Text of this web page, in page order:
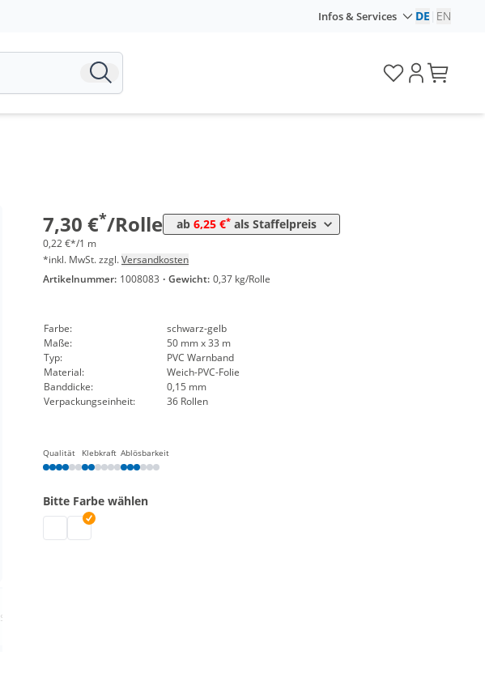
Infos & Services DE EN
7,30 €*/Rolle ab 6,25 €* als Staffelpreis
ab 36 Rollen 6,25 € 0,19 €*/1m
0,22 €*/1 m
*inkl. MwSt. zzgl.Versandkosten
Artikelnummer: 1008083 · Gewicht: 0,37 kg/Rolle
Farbe:
schwarz-gelb
Maße:
50 mm x 33 m
Typ:
PVC Warnband
Material:
Weich-PVC-Folie
Banddicke:
0,15 mm
Verpackungseinheit:
36 Rollen
Qualität Klebkraft Ablösbarkeit
Bitte Farbe wählen
Warnklebeband | rot-weiß
Warnklebeband | schwarz-gelb